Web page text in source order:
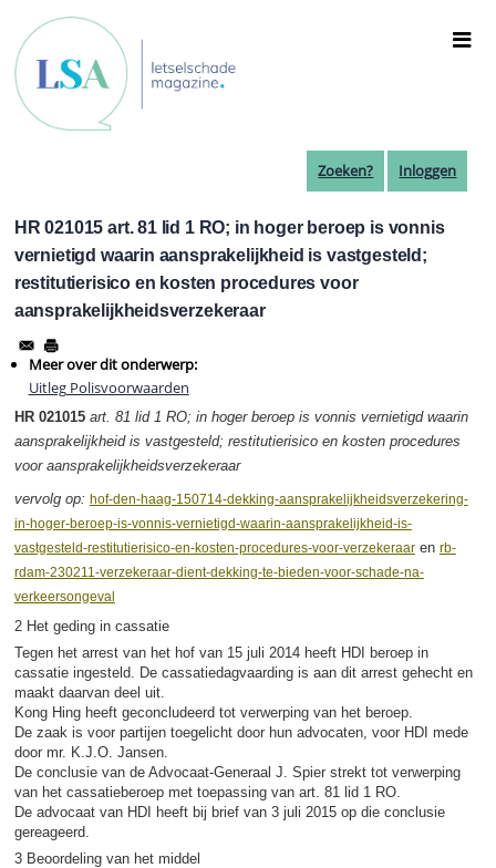
naar
de
inhoud
gaan
Zoeken? Inloggen
HR 021015 art. 81 lid 1 RO; in hoger beroep is vonnis
vernietigd waarin aansprakelijkheid is vastgesteld;
restitutierisico en kosten procedures voor
aansprakelijkheidsverzekeraar
Meer over dit onderwerp:
Uitleg Polisvoorwaarden
HR 021015 art. 81 lid 1 RO; in hoger beroep is vonnis vernietigd waarin
aansprakelijkheid is vastgesteld; restitutierisico en kosten procedures
voor aansprakelijkheidsverzekeraar
vervolg op: hof-den-haag-150714-dekking-aansprakelijkheidsverzekering-
in-hoger-beroep-is-vonnis-vernietigd-waarin-aansprakelijkheid-is-
vastgesteld-restitutierisico-en-kosten-procedures-voor-verzekeraaren rb-
rdam-230211-verzekeraar-dient-dekking-te-bieden-voor-schade-na-
verkeersongeval
2 Het geding in cassatie
Tegen het arrest van het hof van 15 juli 2014 heeft HDI beroep in
cassatie ingesteld. De cassatiedagvaarding is aan dit arrest gehecht en
maakt daarvan deel uit.
Kong Hing heeft geconcludeerd tot verwerping van het beroep.
De zaak is voor partijen toegelicht door hun advocaten, voor HDI mede
door mr. K.J.O. Jansen.
De conclusie van de Advocaat-Generaal J. Spier strekt tot verwerping
van het cassatieberoep met toepassing van art. 81 lid 1 RO.
De advocaat van HDI heeft bij brief van 3 juli 2015 op die conclusie
gereageerd.
3 Beoordeling van het middel